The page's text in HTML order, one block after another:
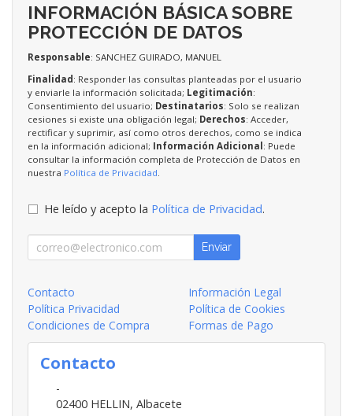
INFORMACIÓN BÁSICA SOBRE
PROTECCIÓN DE DATOS
Responsable: SANCHEZ GUIRADO, MANUEL
Finalidad: Responder las consultas planteadas por el usuario
y enviarle la información solicitada; Legitimación:
Consentimiento del usuario; Destinatarios: Solo se realizan
cesiones si existe una obligación legal; Derechos: Acceder,
rectificar y suprimir, así como otros derechos, como se indica
en la información adicional; Información Adicional: Puede
consultar la información completa de Protección de Datos en
nuestra Política de Privacidad
He leído y acepto la Política de Privacidad.
Enviar
Contacto
Información Legal
Política Privacidad
Política de Cookies
Condiciones de Compra
Formas de Pago
Contacto
-
02400 HELLIN, Albacete